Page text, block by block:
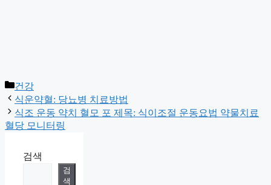
Categories
건강
식운약혈: 당뇨병 치료방법
식조 운동 약치 혈모 포 제목: 식이조절 운동요법 약물치료
혈당 모니터링
검색
검
색